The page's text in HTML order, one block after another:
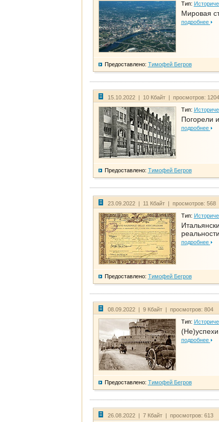
Тип:
Мировая
подробнее
Предоставлено: Тимофей Бегров
15.10.2022 | 10 Кбайт | просмотров: 1204
Тип:
Погорели
подробнее
Предоставлено: Тимофей Бегров
23.09.2022 | 11 Кбайт | просмотров: 568
Тип:
подробнее
Предоставлено: Тимофей Бегров
08.09.2022 | 9 Кбайт | просмотров: 804
Тип:
подробнее
Предоставлено: Тимофей Бегров
26.08.2022 | 7 Кбайт | просмотров: 613